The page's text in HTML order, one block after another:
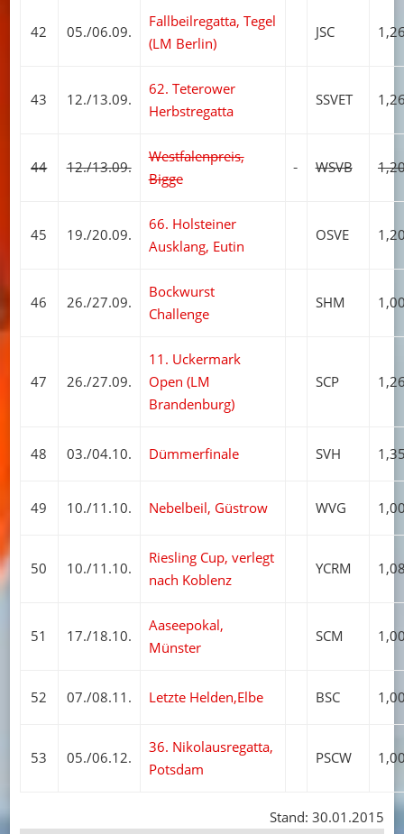
42 05./06.09.
Fallbeilregatta, Tegel
(LM Berlin)
JSC
43 12./13.09.
62. Teterower
Herbstregatta
SSVET
44 12./13.09.
Westfalenpreis,
Bigge
WSVB
45 19./20.09.
66. Holsteiner
Ausklang, Eutin
OSVE
46 26./27.09.
Bockwurst
Challenge
SHM
47 26./27.09.
11. Uckermark
Open (LM
Brandenburg)
SCP
48 03./04.10. Dümmerfinale SVH
49 10./11.10. Nebelbeil, Güstrow WVG
50 10./11.10.
Riesling Cup, verlegt
nach Koblenz
YCRM
51 17./18.10.
Aaseepokal,
Münster
SCM
52 07./08.11. Letzte Helden,Elbe BSC
53 05./06.12.
36. Nikolausregatta,
Potsdam
PSCW
Stand: 30.01.2015